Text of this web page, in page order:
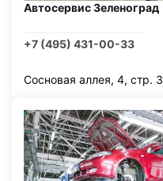
Автосервис Зеленоград
+7 (495) 431-00-33
Сосновая аллея, 4, стр. 3